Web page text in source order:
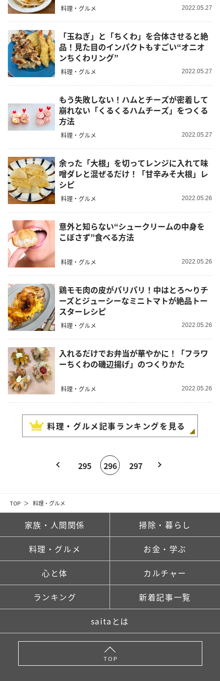
TOP 料理・グルメ
料理・グルメ 2022.05.27
「玉ねぎ」と「ちくわ」を合体させると絶
品！見た目のインパクトもすごい“オニオ
ンちくわリング”
料理・グルメ 2022.05.27
もう失敗しない！ハムとチーズが密着して
崩れない「くるくるハムチーズ」をつくる
方法
料理・グルメ 2022.05.27
余った「大根」を切ってレンジに入れて味
噌ダレと混ぜるだけ！「甘辛みそ大根」レ
シピ
料理・グルメ 2022.05.26
意外と知らない“シュークリームの中身を
こぼさず”食べる方法
料理・グルメ 2022.05.26
鶏モモ肉の皮がパリパリ！中はとろ～りチ
ーズとジューシーなミニトマトが絶品トー
スターレシピ
料理・グルメ 2022.05.26
入れるだけでお弁当が華やかに！「フラワ
ーちくわの磯辺揚げ」のつくりかた
料理・グルメ 2022.05.26
料理・グルメ記事ランキングを見る
295 296 297
家族・人間関係 掃除・暮らし
料理・グルメ お金・学ぶ
心と体 カルチャー
ランキング 新着記事一覧
saitaとは
TOP